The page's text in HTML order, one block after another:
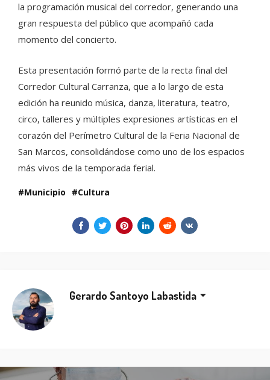
la programación musical del corredor, generando una
gran respuesta del público que acompañó cada
momento del concierto.
Esta presentación formó parte de la recta final del
Corredor Cultural Carranza, que a lo largo de esta
edición ha reunido música, danza, literatura, teatro,
circo, talleres y múltiples expresiones artísticas en el
corazón del Perímetro Cultural de la Feria Nacional de
San Marcos, consolidándose como uno de los espacios
más vivos de la temporada ferial.
Municipio Cultura
Gerardo Santoyo Labastida